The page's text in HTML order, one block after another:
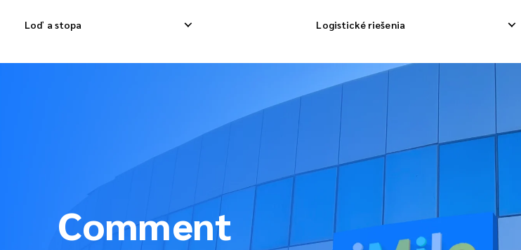
Loď a stopa Logistické riešenia
Medzinárodná dodávka odpadov
Medzinárodná dodávka nákladu
Medzinárodná konsolidačná loď
Obrátené
Comment